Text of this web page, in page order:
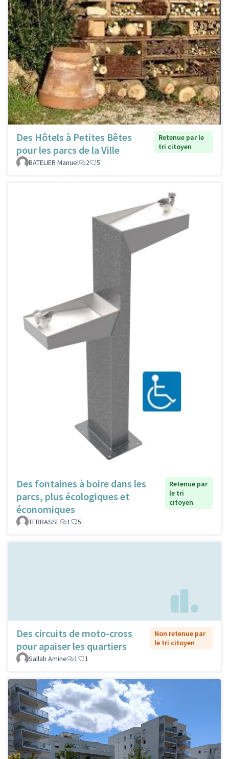
Des Hôtels à Petites Bêtes
pour les parcs de la Ville
Retenue par le
tri citoyen
BATELIER Manuel
2 5
Des fontaines à boire dans les
parcs, plus écologiques et
économiques
Retenue par
le tri
citoyen
TERRASSE 1 5
Des circuits de moto-cross
pour apaiser les quartiers
Non retenue par
le tri citoyen
Sallah Amine
1 1